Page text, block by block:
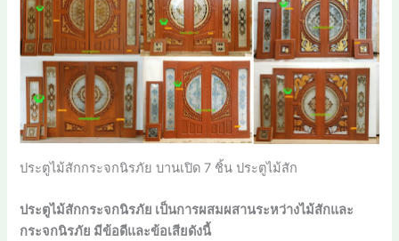
ประตูไม้สักกระจกนิรภัย บานเปิด 7 ชิ้น ประตูไม้สัก
ประตูไม้สักกระจกนิรภัย เป็นการผสมผสานระหว่างไม้สักและ
กระจกนิรภัย มีข้อดีและข้อเสียดังนี้